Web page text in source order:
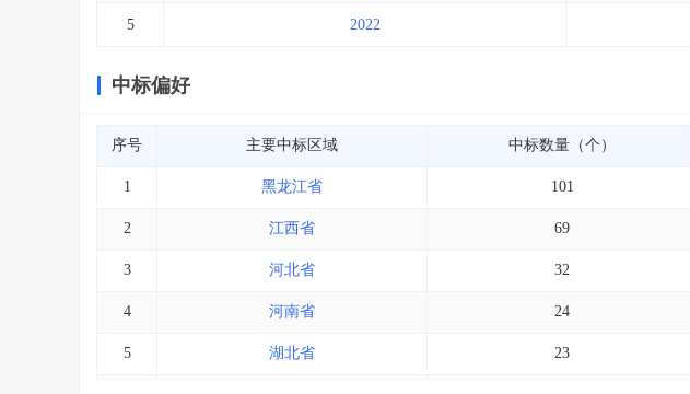
5 2022
中标偏好
序号 主要中标区域 中标数量（个）
1 黑龙江省 101
2 江西省 69
3 河北省 32
4 河南省 24
5 湖北省 23